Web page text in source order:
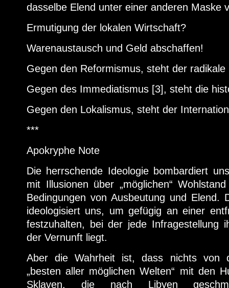
dasselbe Elend unter einer anderen Maske
Ermutigung der lokalen Wirtschaft?
Warenaustausch und Geld abschaffen!
Gegen den Reformismus, steht der radikale
Gegen des Immediatismus [3], steht die
Gegen den Lokalismus, steht der
***
Apokryphe Note
Die herrschende Ideologie bombardiert
mit Illusionen über „möglichen“
Bedingungen von Ausbeutung und Elend.
ideologisiert uns, um gefügig an einer
festzuhalten, bei der jede Infragestellung
der Vernunft liegt.
Aber die Wahrheit ist, dass nichts von
„besten aller möglichen Welten“ mit den
Sklaven, die nach Libyen